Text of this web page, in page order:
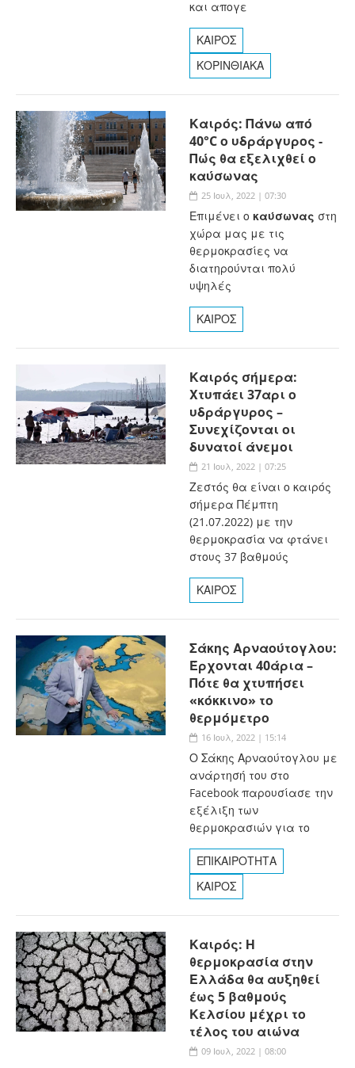
και απογε
ΚΑΙΡΟΣ
ΚΟΡΙΝΘΙΑΚΑ
Καιρός: Πάνω από
40°C ο υδράργυρος -
Πώς θα εξελιχθεί ο
καύσωνας
25 Ιουλ, 2022 | 07:30
Επιμένει ο καύσωνας στη
χώρα μας με τις
θερμοκρασίες να
διατηρούνται πολύ
υψηλές
ΚΑΙΡΟΣ
Καιρός σήμερα:
Χτυπάει 37αρι ο
υδράργυρος –
Συνεχίζονται οι
δυνατοί άνεμοι
21 Ιουλ, 2022 | 07:25
Ζεστός θα είναι ο καιρός
σήμερα Πέμπτη
(21.07.2022) με την
θερμοκρασία να φτάνει
στους 37 βαθμούς
ΚΑΙΡΟΣ
Σάκης Αρναούτογλου:
Έρχονται 40άρια –
Πότε θα χτυπήσει
«κόκκινο» το
θερμόμετρο
16 Ιουλ, 2022 | 15:14
Ο Σάκης Αρναούτογλου με
ανάρτησή του στο
Facebook παρουσίασε την
εξέλιξη των
θερμοκρασιών για το
ΕΠΙΚΑΙΡΟΤΗΤΑ
ΚΑΙΡΟΣ
Καιρός: Η
θερμοκρασία στην
Ελλάδα θα αυξηθεί
έως 5 βαθμούς
Κελσίου μέχρι το
τέλος του αιώνα
09 Ιουλ, 2022 | 08:00